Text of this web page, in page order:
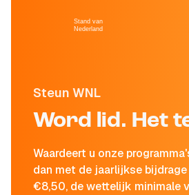
Steun WNL
Word lid. Het
Waardeert u onze
dan met de jaarlijkse
€8,50, de wettelijk minimale
Stand van
Nederland